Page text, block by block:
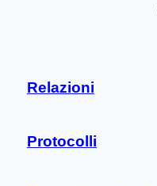
Relazioni
Protocolli